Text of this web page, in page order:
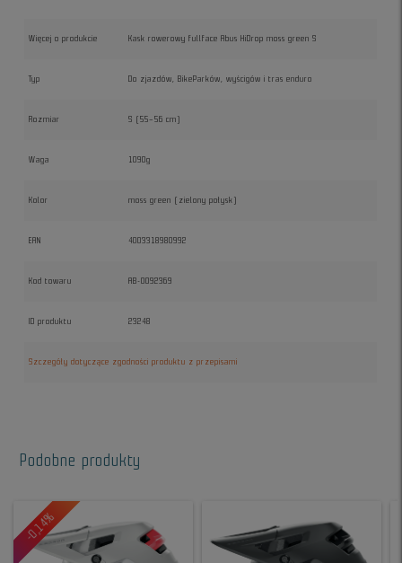
Więcej o produkcie Kask rowerowy fullface Abus HiDrop moss green S
Typ Do zjazdów, BikeParków, wyścigów i tras enduro
Rozmiar S (55–56 cm)
Waga 1090g
Kolor moss green (zielony połysk)
EAN 4003318980992
Kod towaru AB-0092369
ID produktu 23248
Szczegóły dotyczące zgodności produktu z przepisami
Podobne produkty
-0,14%